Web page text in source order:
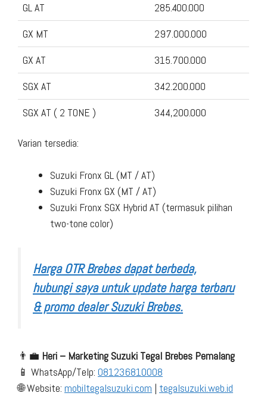
GL AT
285.400.000
GX MT
297.000.000
GX AT
315.700.000
SGX AT
342.200.000
SGX AT ( 2 TONE )
344,200.000
Varian tersedia:
Suzuki Fronx GL (MT / AT)
Suzuki Fronx GX (MT / AT)
Suzuki Fronx SGX Hybrid AT (termasuk pilihan
two-tone color)
Harga OTR Brebes dapat berbeda,
hubungi saya untuk update harga terbaru
& promo dealer Suzuki Brebes.
👨‍💼 Heri – Marketing Suzuki Tegal Brebes Pemalang
📱 WhatsApp/Telp: 081236810008
🌐 Website: mobiltegalsuzuki.com | tegalsuzuki.web.id